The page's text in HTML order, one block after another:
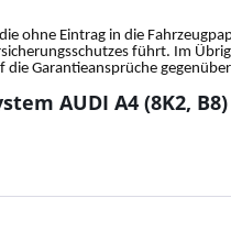
ohne Eintrag in die
führt. Im
Garantieansprüche
AUDI A4 (8K2, B8)